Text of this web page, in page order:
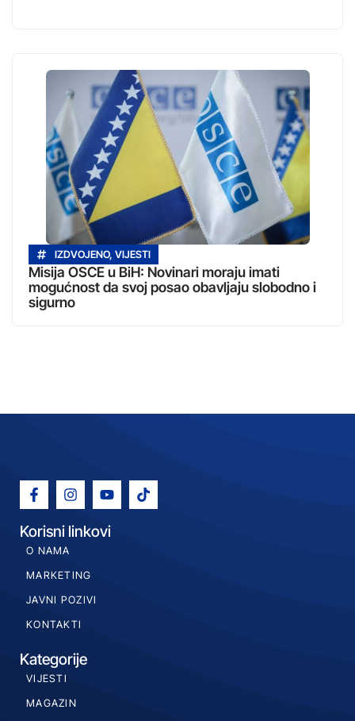
IZDVOJENO, VIJESTI
Misija OSCE u BiH: Novinari moraju imati
mogućnost da svoj posao obavljaju slobodno i
sigurno
Korisni linkovi
O NAMA
MARKETING
JAVNI POZIVI
KONTAKTI
Kategorije
VIJESTI
MAGAZIN